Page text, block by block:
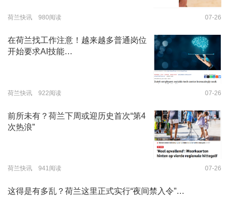
荷兰快讯 980阅读 07-26
在荷兰找工作注意！越来越多普通岗位
开始要求AI技能…
荷兰快讯 922阅读 07-26
前所未有？荷兰下周或迎历史首次“第4
次热浪”
荷兰快讯 941阅读 07-26
这得是有多乱？荷兰这里正式实行“夜间禁入令”…